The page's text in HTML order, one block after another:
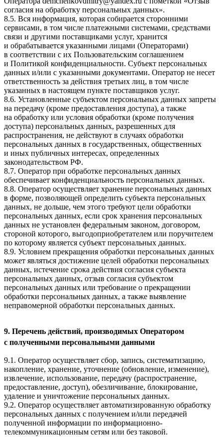
согласия на обработку персональных данных».
8.5. Вся информация, которая собирается сторонними
сервисами, в том числе платежными системами, средствами
связи и другими поставщиками услуг, хранится
и обрабатывается указанными лицами (Операторами)
в соответствии с их Пользовательским соглашением
и Политикой конфиденциальности. Субъект персональных
данных и/или с указанными документами. Оператор не несет
ответственность за действия третьих лиц, в том числе
указанных в настоящем пункте поставщиков услуг.
8.6. Установленные субъектом персональных данных запреты
на передачу (кроме предоставления доступа), а также
на обработку или условия обработки (кроме получения
доступа) персональных данных, разрешенных для
распространения, не действуют в случаях обработки
персональных данных в государственных, общественных
и иных публичных интересах, определенных
законодательством РФ.
8.7. Оператор при обработке персональных данных
обеспечивает конфиденциальность персональных данных.
8.8. Оператор осуществляет хранение персональных данных
в форме, позволяющей определить субъекта персональных
данных, не дольше, чем этого требуют цели обработки
персональных данных, если срок хранения персональных
данных не установлен федеральным законом, договором,
стороной которого, выгодоприобретателем или поручителем
по которому является субъект персональных данных.
8.9. Условием прекращения обработки персональных данных
может являться достижение целей обработки персональных
данных, истечение срока действия согласия субъекта
персональных данных, отзыв согласия субъектом
персональных данных или требование о прекращении
обработки персональных данных, а также выявление
неправомерной обработки персональных данных.
9. Перечень действий, производимых Оператором
с полученными персональными данными
9.1. Оператор осуществляет сбор, запись, систематизацию,
накопление, хранение, уточнение (обновление, изменение),
извлечение, использование, передачу (распространение,
предоставление, доступ), обезличивание, блокирование,
удаление и уничтожение персональных данных.
9.2. Оператор осуществляет автоматизированную обработку
персональных данных с получением и/или передачей
полученной информации по информационно-
телекоммуникационным сетям или без таковой.